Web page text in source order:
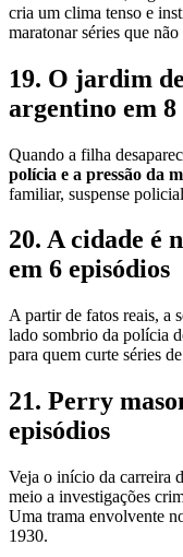
cria um clima tenso e
maratonar séries que
19. O jardim
argentino em 8
Quando a filha
polícia e a pressão da
familiar, suspense
20. A cidade é
em 6 episódios
A partir de fatos reais, a
lado sombrio da polícia
para quem curte séries
21. Perry
episódios
Veja o início da carreira
meio a investigações
Uma trama envolvente
1930.